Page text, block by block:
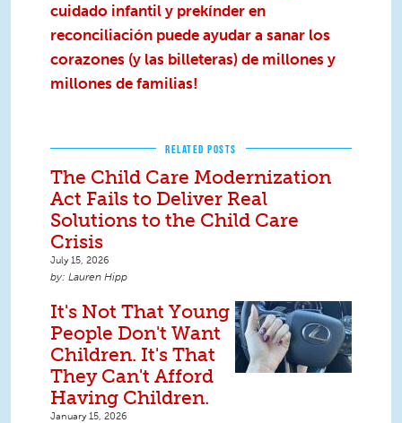
cuidado infantil y prekínder en
reconciliación puede ayudar a sanar los
corazones (y las billeteras) de millones y
millones de familias!
RELATED POSTS
The Child Care Modernization
Act Fails to Deliver Real
Solutions to the Child Care
Crisis
July 15, 2026
Lauren Hipp
It's Not That Young
People Don't Want
Children. It's That
They Can't Afford
Having Children.
January 15, 2026